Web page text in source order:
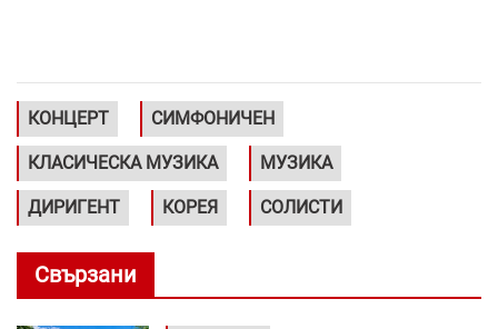
КОНЦЕРТ СИМФОНИЧЕН
КЛАСИЧЕСКА МУЗИКА МУЗИКА
ДИРИГЕНТ КОРЕЯ СОЛИСТИ
Свързани